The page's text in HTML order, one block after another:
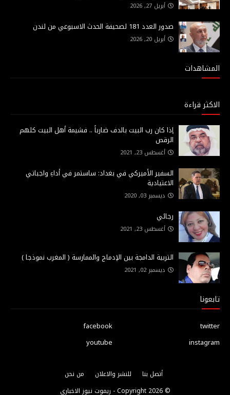
أبريل 27, 2026
صدور العدد 181 لصحيفة الحدث الاسبوعي من لندن
أبريل 20, 2026
المشاهدات
الاكثر قراءة
إذا كان رب البيت بالدف ضارباً .. فشيمة أهل البيت كلهم
الرقص
أغسطس 23, 2021
السفير الأميركي في بغداد: ساستمر في أداءِ واجباتي
الاعتيادية
ديسمبر 03, 2020
رجائي
أغسطس 23, 2021
التربية الدامجة بين الإدماج والممارسة ( المغرب نموذجا )
ديسمبر 02, 2021
تابعونا
facebook
twitter
youtube
instagram
أتصل بنا للنشر والاعلان
من نحن
© Copyright
2026 - ريموت نيوز الاخباري